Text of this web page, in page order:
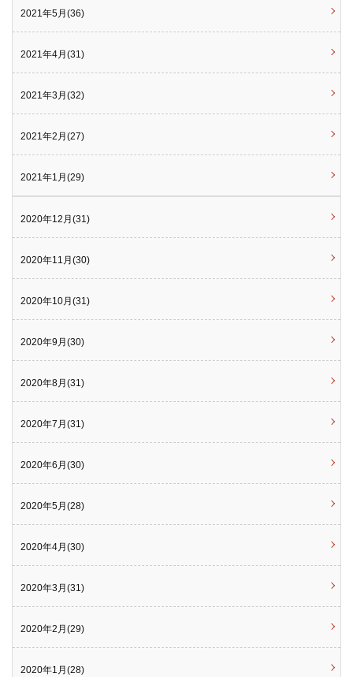
2021年5月(36)
2021年4月(31)
2021年3月(32)
2021年2月(27)
2021年1月(29)
2020年12月(31)
2020年11月(30)
2020年10月(31)
2020年9月(30)
2020年8月(31)
2020年7月(31)
2020年6月(30)
2020年5月(28)
2020年4月(30)
2020年3月(31)
2020年2月(29)
2020年1月(28)